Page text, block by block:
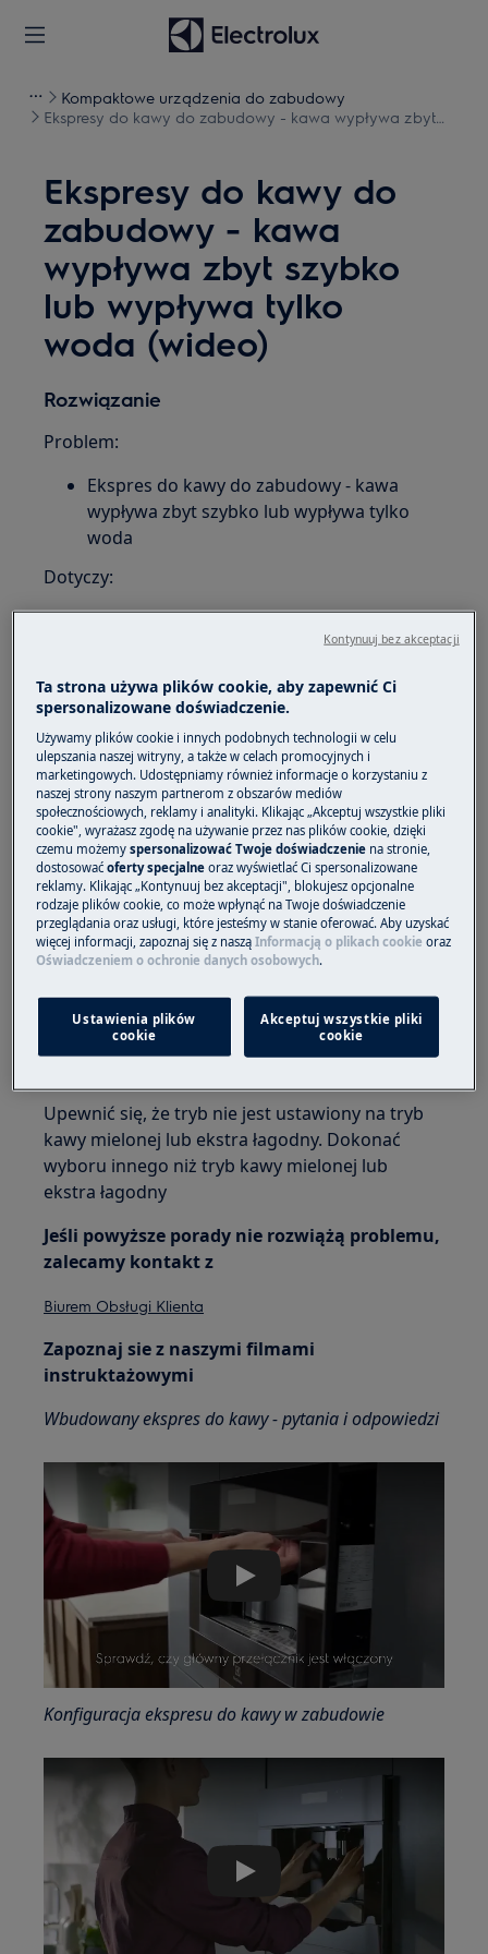
Kompaktowe urządzenia do zabudowy
Ekspresy do kawy do zabudowy - kawa wypływa zbyt
Ekspresy do kawy do
zabudowy - kawa
wypływa zbyt szybko
lub wypływa tylko
woda (wideo)
Rozwiązanie
Problem:
Ekspres do kawy do zabudowy - kawa
wypływa zbyt szybko lub wypływa tylko
woda
Dotyczy:
Ekspres do kawy do zabudowy
1. Sprawdzić czy kawa nie jest zbyt grubo
zmielona.
Przesunąć pokrętło regulacji stopnia zmielenia
kawy o jeden rowek w stronę cyfry 1 w kierunku
przeciwnym do ruchu wskazówek zegara przy
włączonym młynku do kawy. Należy uważać, by
nie przekręcić zbyt mocno pokrętła stopnia
zmielenia kawy, gdyż w przypadku
przygotowywania dwóch kaw kawa może
wypływać kropla po kropli.
Uwaga:Obracać pokrętłotylkowtedy, gdy
pracuje silnik młynka.
Upewnić się, że tryb nie jest ustawiony na tryb
kawy mielonej lub ekstra łagodny. Dokonać
wyboru innego niż tryb kawy mielonej lub
ekstra łagodny
Jeśli powyższe porady nie rozwiążą problemu,
zalecamy kontakt z
Biurem Obsługi Klienta
Zapoznaj sie z naszymi filmami
instruktażowymi
Wbudowany ekspres do kawy - pytania i odpowiedzi
Play
Konfiguracja ekspresu do kawy w zabudowie
Play
Ta strona używa plików cookie, aby zapewnić Ci
spersonalizowane doświadczenie.
Używamy plików cookie i innych podobnych technologii w celu
ulepszania naszej witryny, a także w celach promocyjnych i
marketingowych. Udostępniamy również informacje o korzystaniu z
naszej strony naszym partnerom z obszarów mediów
społecznościowych, reklamy i analityki. Klikając „Akceptuj wszystkie pliki
cookie", wyrażasz zgodę na używanie przez nas plików cookie, dzięki
czemu możemyspersonalizować Twoje doświadczenie na stronie,
dostosowaćoferty specjalne oraz wyświetlać Ci spersonalizowane
reklamy. Klikając „Kontynuuj bez akceptacji", blokujesz opcjonalne
rodzaje plików cookie, co może wpłynąć na Twoje doświadczenie
przeglądania oraz usługi, które jesteśmy w stanie oferować. Aby uzyskać
więcej informacji, zapoznaj się z nasząInformacją o plikach cookie oraz
Oświadczeniem o ochronie danych osobowych.
Ustawienia plików
cookie
Akceptuj wszystkie pliki
cookie
Kontynuuj bez akceptacji